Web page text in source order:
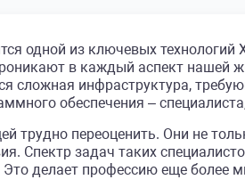
одной из ключевых
в каждый аспект
сложная инфраструктура,
обеспечения –
трудно переоценить. Они не
Спектр задач таких
делает профессию еще более